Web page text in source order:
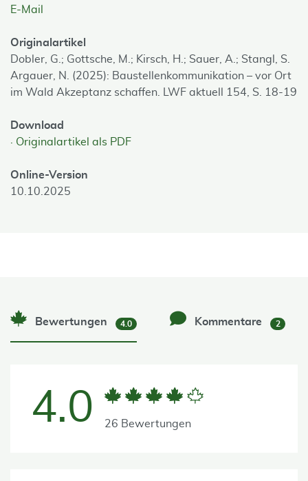
E-Mail
Originalartikel
Dobler, G.; Gottsche, M.; Kirsch, H.; Sauer, A.; Stangl, S.
Argauer, N. (2025): Baustellenkommunikation – vor Ort
im Wald Akzeptanz schaffen. LWF aktuell 154, S. 18-19
Download
Originalartikel als PDF
Online-Version
10.10.2025
Bewertungen 4.0 Kommentare 2
4.0 26 Bewertungen